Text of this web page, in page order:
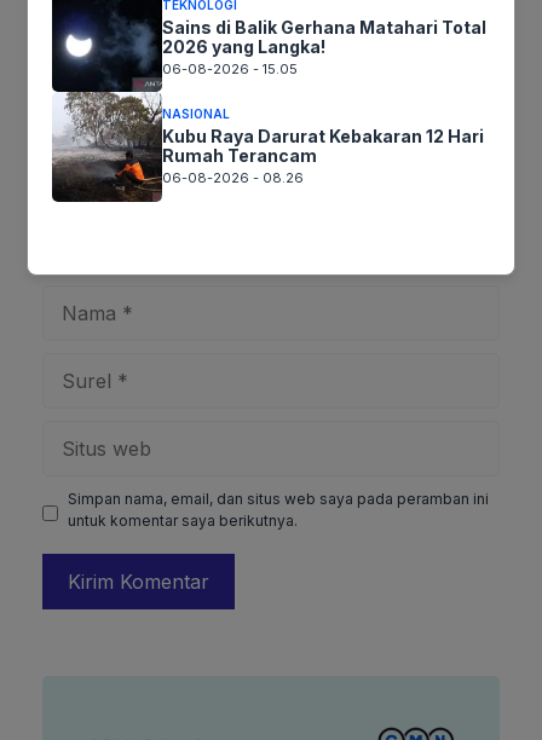
Komentar
Simpan nama, email, dan situs web saya pada peramban ini
untuk komentar saya berikutnya.
TEKNOLOGI
Sains di Balik Gerhana Matahari Total
2026 yang Langka!
06-08-2026 - 15.05
NASIONAL
Kubu Raya Darurat Kebakaran 12 Hari
Rumah Terancam
06-08-2026 - 08.26